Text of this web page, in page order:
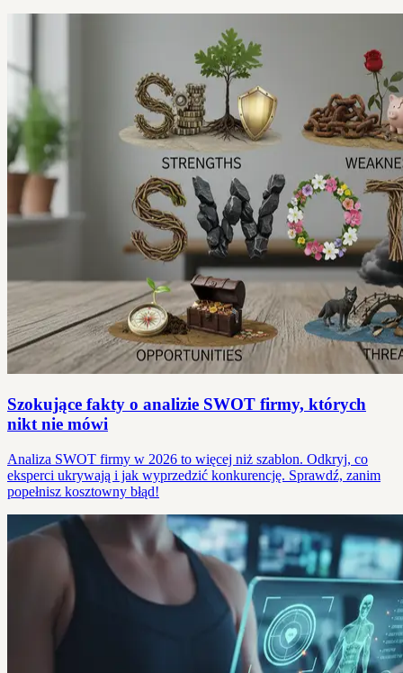
Szokujące fakty o analizie SWOT firmy, których
nikt nie mówi
Analiza SWOT firmy w 2026 to więcej niż szablon. Odkryj, co
eksperci ukrywają i jak wyprzedzić konkurencję. Sprawdź, zanim
popełnisz kosztowny błąd!